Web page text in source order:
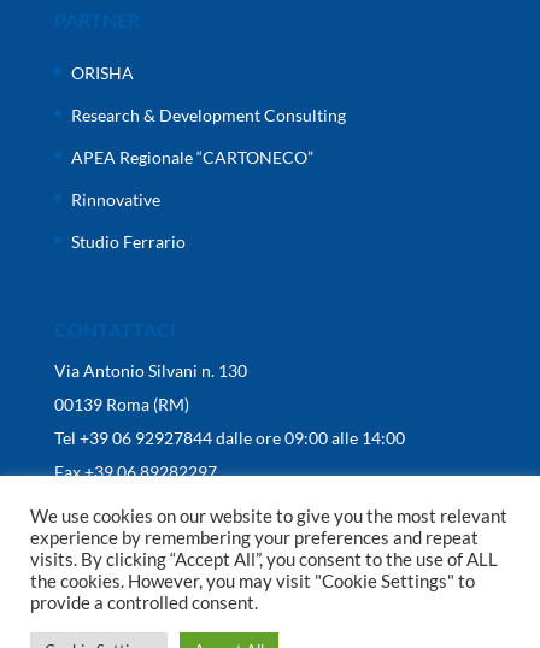
ORISHA
Research & Development Consulting
APEA Regionale “CARTONECO”
Rinnovative
Studio Ferrario
Via Antonio Silvani n. 130
00139 Roma (RM)
Tel +39 06 92927844 dalle ore 09:00 alle 14:00
Fax +39 06 89282297
We use cookies on our website to give you the most relevant
experience by remembering your preferences and repeat
visits. By clicking “Accept All”, you consent to the use of ALL
the cookies. However, you may visit "Cookie Settings" to
provide a controlled consent.